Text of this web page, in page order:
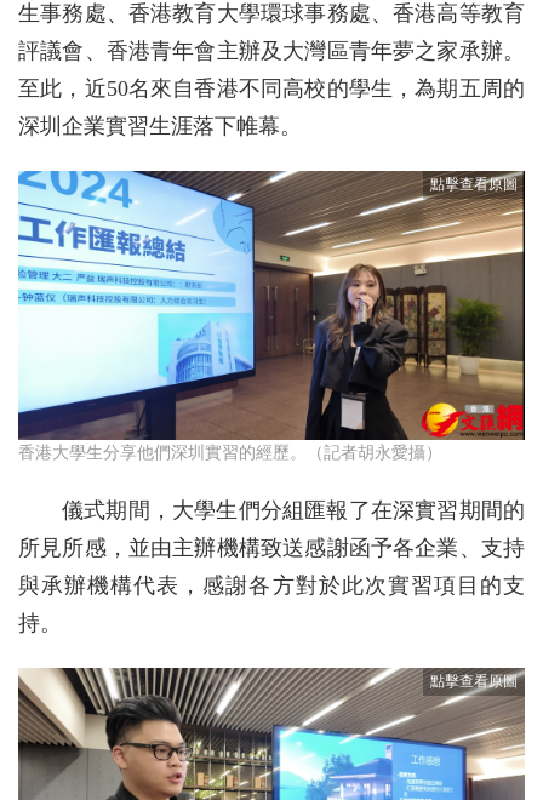
生事務處、香港教育大學環球事務處、香港高等教育
評議會、香港青年會主辦及大灣區青年夢之家承辦。
至此，近50名來自香港不同高校的學生，為期五周的
深圳企業實習生涯落下帷幕。
香港大學生分享他們深圳實習的經歷。（記者胡永愛攝）
儀式期間，大學生們分組匯報了在深實習期間的
所見所感，並由主辦機構致送感謝函予各企業、支持
與承辦機構代表，感謝各方對於此次實習項目的支
持。